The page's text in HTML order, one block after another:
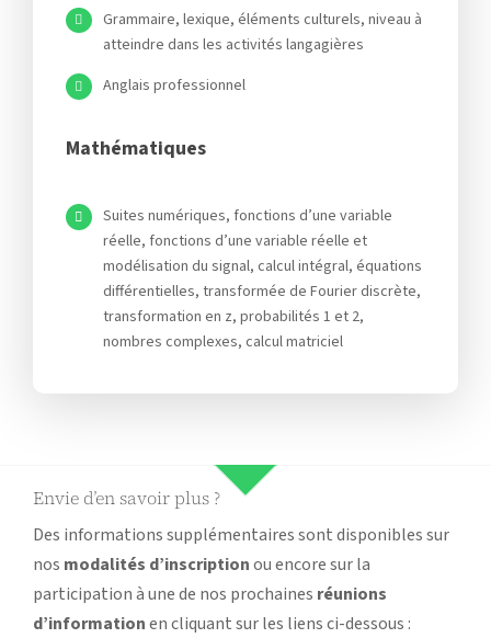
Grammaire, lexique, éléments culturels, niveau à
atteindre dans les activités langagières
Anglais professionnel
Mathématiques
Suites numériques, fonctions d’une variable
réelle, fonctions d’une variable réelle et
modélisation du signal, calcul intégral, équations
différentielles, transformée de Fourier discrète,
transformation en z, probabilités 1 et 2,
nombres complexes, calcul matriciel
Envie d’en savoir plus ?
Des informations supplémentaires sont disponibles sur
nos modalités d’inscriptionou encore sur la
participation à une de nos prochaines réunions
d’informationen cliquant sur les liens ci-dessous :